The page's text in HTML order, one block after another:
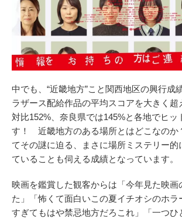
中でも、“近畿地方”こと関西地区の興行成
ラザース配給作品の平均スコアを大きく超
対比152%、奈良県では145%と各地でヒッ
す！ 近畿地方のある場所とはどこなの
てその謎に迫る、まさに場所ミステリー的
ていることも伺える成績となっています。
映画を鑑賞した観客からは「今年見た映画
た」「怖くて面白いこの夏イチオシのホラ
すぎてもはや禁忌地方だろこれ」「一つひ